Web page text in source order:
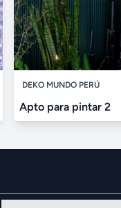
DEKO MUNDO PERÚ
Apto para pintar 2
Nombre y Apellidos